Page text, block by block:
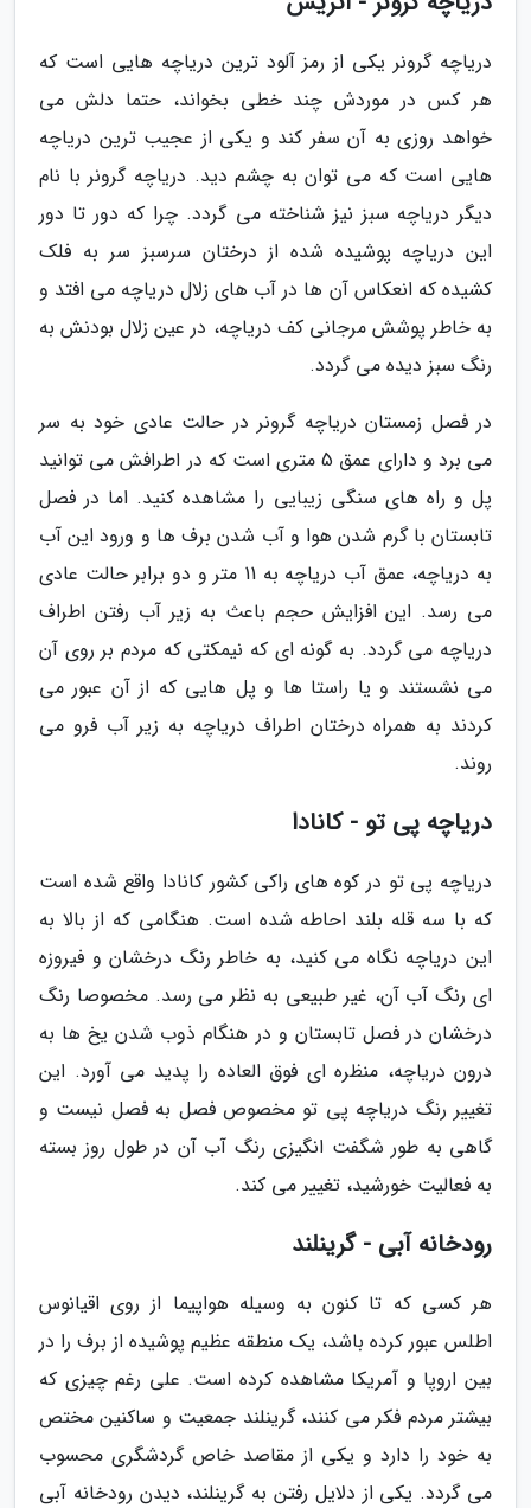
دریاچه گرونر یکی از رمز آلود ترین دریاچه هایی است که
هر کس در موردش چند خطی بخواند، حتما دلش می
خواهد روزی به آن سفر کند و یکی از عجیب ترین دریاچه
هایی است که می توان به چشم دید. دریاچه گرونر با نام
دیگر دریاچه سبز نیز شناخته می گردد. چرا که دور تا دور
این دریاچه پوشیده شده از درختان سرسبز سر به فلک
کشیده که انعکاس آن ها در آب های زلال دریاچه می افتد و
به خاطر پوشش مرجانی کف دریاچه، در عین زلال بودنش به
رنگ سبز دیده می گردد.
در فصل زمستان دریاچه گرونر در حالت عادی خود به سر
می برد و دارای عمق 5 متری است که در اطرافش می توانید
پل و راه های سنگی زیبایی را مشاهده کنید. اما در فصل
تابستان با گرم شدن هوا و آب شدن برف ها و ورود این آب
به دریاچه، عمق آب دریاچه به 11 متر و دو برابر حالت عادی
می رسد. این افزایش حجم باعث به زیر آب رفتن اطراف
دریاچه می گردد. به گونه ای که نیمکتی که مردم بر روی آن
می نشستند و یا راستا ها و پل هایی که از آن عبور می
کردند به همراه درختان اطراف دریاچه به زیر آب فرو می
روند.
دریاچه پی تو - کانادا
دریاچه پی تو در کوه های راکی کشور کانادا واقع شده است
که با سه قله بلند احاطه شده است. هنگامی که از بالا به
این دریاچه نگاه می کنید، به خاطر رنگ درخشان و فیروزه
ای رنگ آب آن، غیر طبیعی به نظر می رسد. مخصوصا رنگ
درخشان در فصل تابستان و در هنگام ذوب شدن یخ ها به
درون دریاچه، منظره ای فوق العاده را پدید می آورد. این
تغییر رنگ دریاچه پی تو مخصوص فصل به فصل نیست و
گاهی به طور شگفت انگیزی رنگ آب آن در طول روز بسته
به فعالیت خورشید، تغییر می کند.
رودخانه آبی - گرینلند
هر کسی که تا کنون به وسیله هواپیما از روی اقیانوس
اطلس عبور کرده باشد، یک منطقه عظیم پوشیده از برف را در
بین اروپا و آمریکا مشاهده کرده است. علی رغم چیزی که
بیشتر مردم فکر می کنند، گرینلند جمعیت و ساکنین مختص
به خود را دارد و یکی از مقاصد خاص گردشگری محسوب
می گردد. یکی از دلایل رفتن به گرینلند، دیدن رودخانه آبی